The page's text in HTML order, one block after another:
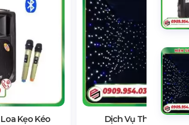
Kẹo Kéo Dịch Vụ Thuê Màn Sao